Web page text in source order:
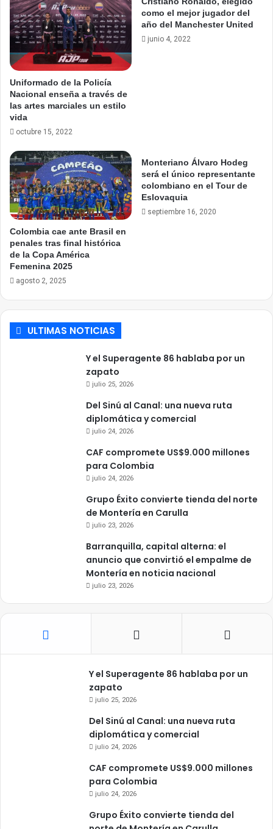
Uniformado de la Policía
Nacional enseña a través de
las artes marciales un estilo
vida
octubre 15, 2022
como el mejor jugador del
año del Manchester United
junio 4, 2022
Colombia cae ante Brasil en
penales tras final histórica
de la Copa América
Femenina 2025
agosto 2, 2025
Monteriano Álvaro Hodeg
será el único representante
colombiano en el Tour de
Eslovaquia
septiembre 16, 2020
ULTIMAS NOTICIAS
Y el Superagente 86 hablaba por un
zapato
julio 25, 2026
Del Sinú al Canal: una nueva ruta
diplomática y comercial
julio 24, 2026
CAF compromete US$9.000 millones
para Colombia
julio 24, 2026
Grupo Éxito convierte tienda del norte
de Montería en Carulla
julio 23, 2026
Barranquilla, capital alterna: el
anuncio que convirtió el empalme de
Montería en noticia nacional
julio 23, 2026
Y el Superagente 86 hablaba por un
zapato
julio 25, 2026
Del Sinú al Canal: una nueva ruta
diplomática y comercial
julio 24, 2026
CAF compromete US$9.000 millones
para Colombia
julio 24, 2026
Grupo Éxito convierte tienda del